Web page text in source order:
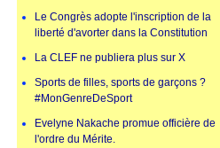
Le Congrès adopte l'inscription de la
liberté d'avorter dans la Constitution
La CLEF ne publiera plus sur X
Sports de filles, sports de garçons ?
#MonGenreDeSport
Evelyne Nakache promue officière de
l'ordre du Mérite.